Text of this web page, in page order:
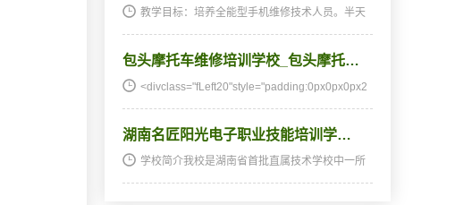
教学目标：培养全能型手机维修技术人员。半天
上的、全能的手机维修技术人才和手机维修店老
包头摩托车维修培训学校_包头摩托…
<divclass="fLeft20"style="padding:0px0px0px2
湖南名匠阳光电子职业技能培训学…
学校简介我校是湖南省首批直属技术学校中一所